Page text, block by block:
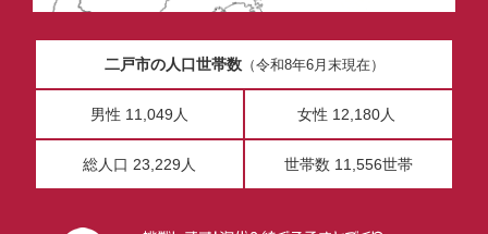
二戸市の人口世帯数（令和8年6月末現在）
男性 11,049人 女性 12,180人
総人口 23,229人 世帯数 11,556世帯